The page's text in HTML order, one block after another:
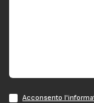
Acconsento